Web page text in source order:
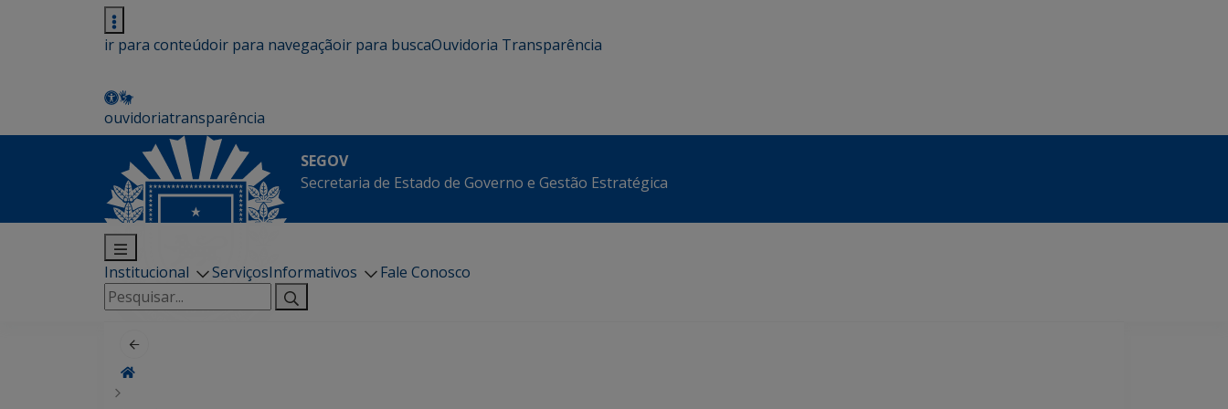
ir para conteúdoir para navegaçãoir para buscaOuvidoria Transparência
ouvidoriatransparência
SEGOV
Secretaria de Estado de Governo e Gestão Estratégica
Institucional ServiçosInformativos
Fale Conosco
Pesquisar
por: